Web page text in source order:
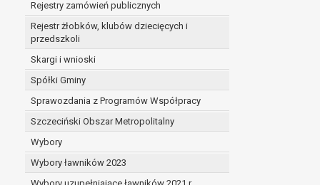
Rejestry zamówień publicznych
Rejestr żłobków, klubów dziecięcych i
przedszkoli
Skargi i wnioski
Spółki Gminy
Sprawozdania z Programów Współpracy
Szczeciński Obszar Metropolitalny
Wybory
Wybory ławników 2023